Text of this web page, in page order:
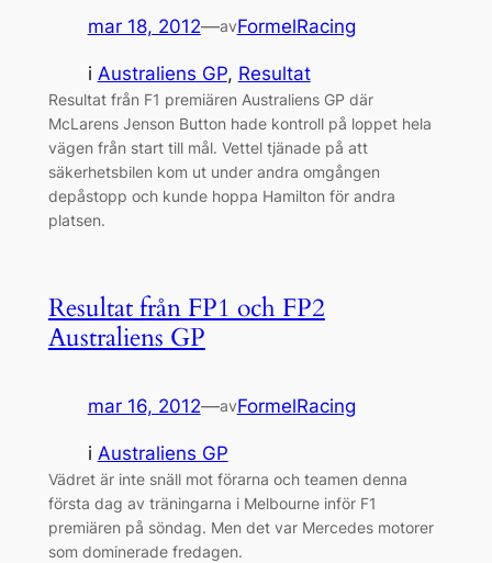
mar 18, 2012—avFormelRacing
i Australiens GP, Resultat
Resultat från F1 premiären Australiens GP där
McLarens Jenson Button hade kontroll på loppet hela
vägen från start till mål. Vettel tjänade på att
säkerhetsbilen kom ut under andra omgången
depåstopp och kunde hoppa Hamilton för andra
platsen.
Resultat från FP1 och FP2
Australiens GP
mar 16, 2012—avFormelRacing
i Australiens GP
Vädret är inte snäll mot förarna och teamen denna
första dag av träningarna i Melbourne inför F1
premiären på söndag. Men det var Mercedes motorer
som dominerade fredagen.